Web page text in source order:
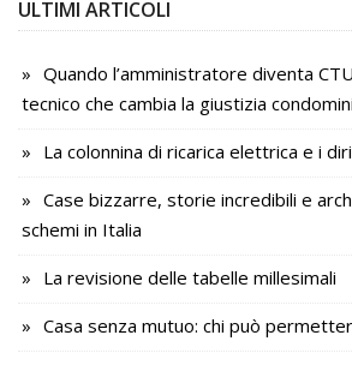
ULTIMI ARTICOLI
Quando l’amministratore diventa
tecnico che cambia la giustizia
La colonnina di ricarica elettrica e i
Case bizzarre, storie incredibili e
schemi in Italia
La revisione delle tabelle millesimali
Casa senza mutuo: chi può